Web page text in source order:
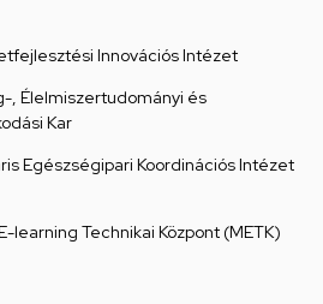
Innovációs Intézet
, Élelmiszertudományi és
Kar
Egészségipari Koordinációs Intézet
learning Technikai Központ (METK)